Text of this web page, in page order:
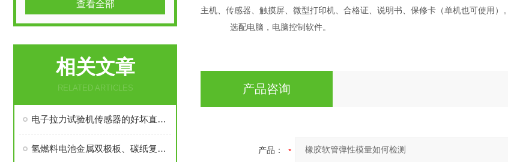
主机、传感器、触摸屏、微型打印机、合格证、说明书、保修卡（单机也可使用）。
选配电脑，电脑控制软件。
产品咨询
产品：
查看全部
相关文章
RELATED ARTICLES
电子拉力试验机传感器的好坏直接影响测试效果
氢燃料电池金属双极板、碳纸复合材料垂直方向电阻率特性测试方法